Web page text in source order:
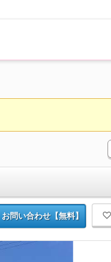
お問い合わせ【無料】